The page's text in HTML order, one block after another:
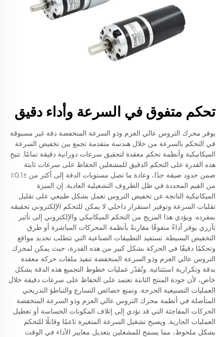
تحكم متفوق في السرعة وأداء دقيق
يوفر محرك التروس عالي العزم وذو السرعة المنخفضة دقة غير مسبوقة
في التحكم بالسرعة من خلال هندسة متقدمة تجمع بين تخفيض السرعة
الميكانيكية وأنظمة تحكم معقدة لتحقيق سرعات دورانية دقيقة تمامًا. تتيح
هذه القدرة على التحكم الدقيق للمشغلين الحفاظ على سرعات ثابتة
ضمن حدود ضيقة جدًا، وعادة ما تصل مستويات الدقة إلى أكثر من ±0.1٪
من القيم المحددة في ظل الظروف التشغيلية العادية. إن الميزة
الميكانيكية الناتجة عن تخفيض التروس تعمل بشكل طبيعي على تقليل
تقلبات السرعة وتوفير استقرار داخلي لا يمكن للتحكم الإلكتروني تحقيقه
بمفرده. ويؤدي هذا المزيج من التحكم الميكانيكي والإلكتروني إلى تأثير
تآزري يوفر أداءً متفوقًا مقارنةً بأنظمة المحركات المباشرة أو طرق
التخفيض البسيطة. تستفيد التطبيقات الصناعية التي تتطلب تحديد مواقع
وتحكمًا دقيقًا في الحركة بشكل كبير من هذه القدرة، حيث يمكن لمحرك
التروس عالي العزم وذو السرعة المنخفضة تنفيذ ملفات حركة معقدة
بدقة وتكرارية استثنائية. وتُقدّر عمليات خطوط التجميع هذه الدقة بشكل
خاص، لأن جودة المنتج الثابتة تعتمد على الحفاظ على سرعات دقيقة خلال
العمليات التصنيعية الحرجة. وتمنع خصائص التسارع والتباطؤ التدريجي
المتأصلة في أنظمة محرك التروس عالي العزم وذو السرعة المنخفضة
الحركات المفاجئة التي قد تؤدي إلى إتلاف المكونات الحساسة أو تعطيل
العمليات الجارية. ويصبح تشغيل السرعة المتغيرة ناعمًا وقابلًا للتحكم
بشكل ملحوظ، مما يسمح للمشغلين بتعديل معايير الأداء في الوقت